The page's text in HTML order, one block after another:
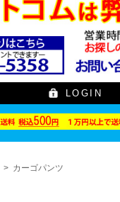
LOGIN
カーゴパンツ